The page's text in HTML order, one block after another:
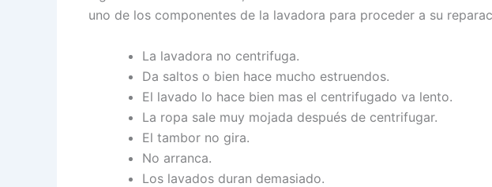
uno de los componentes de la lavadora para proceder a su
La lavadora no centrifuga.
Da saltos o bien hace mucho estruendos.
El lavado lo hace bien mas el centrifugado va lento.
La ropa sale muy mojada después de centrifugar.
El tambor no gira.
No arranca.
Los lavados duran demasiado.